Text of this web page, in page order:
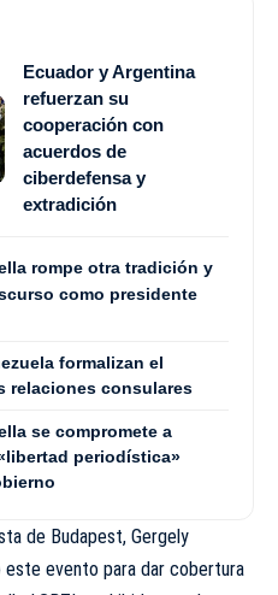
Ecuador y Argentina
refuerzan su
cooperación con
acuerdos de
ciberdefensa y
extradición
rompe otra tradición y
como presidente
formalizan el
relaciones consulares
se compromete a
periodística»
de Budapest, Gergely
este evento para dar cobertura